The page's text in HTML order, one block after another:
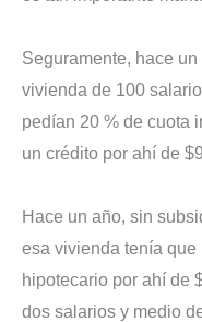
Seguramente, hace
vivienda de 100
pedían 20 % de cuota
un crédito por ahí de
Hace un año, sin
esa vivienda tenía
hipotecario por ahí de
dos salarios y medio